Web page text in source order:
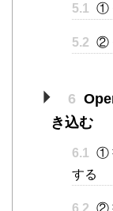
5.1 ①
5.2 ②
6
き込む
6.1 ①
する
6.2 ②